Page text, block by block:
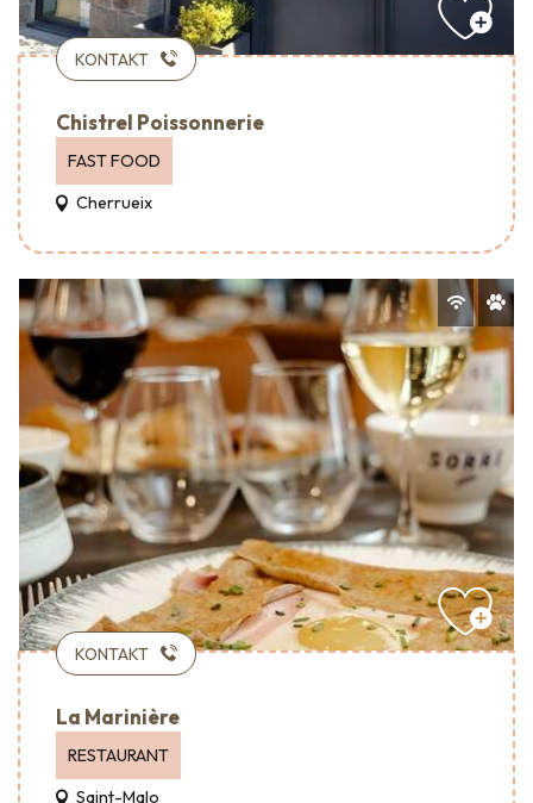
KONTAKT
Chistrel Poissonnerie
FAST FOOD
Cherrueix
KONTAKT
La Marinière
RESTAURANT
Saint-Malo